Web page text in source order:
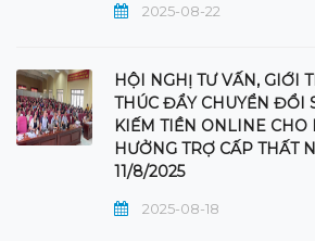
2025-08-22
HỘI NGHỊ TƯ VẤN, GIỚI
THÚC ĐẨY CHUYỂN ĐỔI
KIẾM TIỀN ONLINE
HƯỞNG TRỢ CẤP THẤT
11/8/2025
2025-08-18